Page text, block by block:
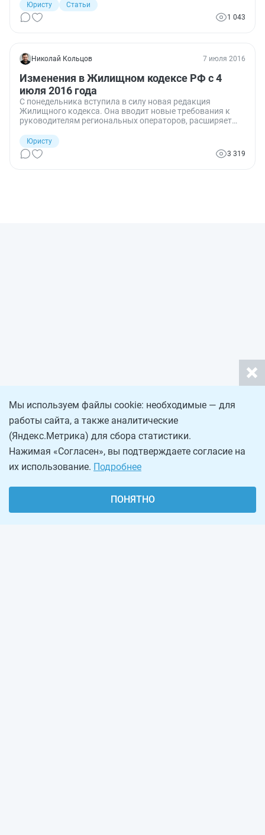
Юристу
Статьи
1 043
Николай Кольцов 7 июля 2016
Изменения в Жилищном кодексе РФ с 4
июля 2016 года
С понедельника вступила в силу новая редакция
Жилищного кодекса. Она вводит новые требования к
руководителям региональных операторов, расширяет
собственников помещений в многоэтажках, обязывает
региональные власти утверждать краткосрочные планы
по осуществлению капремонта.
Юристу
3 319
Мы используем файлы cookie: необходимые — для
работы сайта, а также аналитические
(Яндекс.Метрика) для сбора статистики.
Нажимая «Согласен», вы подтверждаете согласие на
их использование. Подробнее
ПОНЯТНО